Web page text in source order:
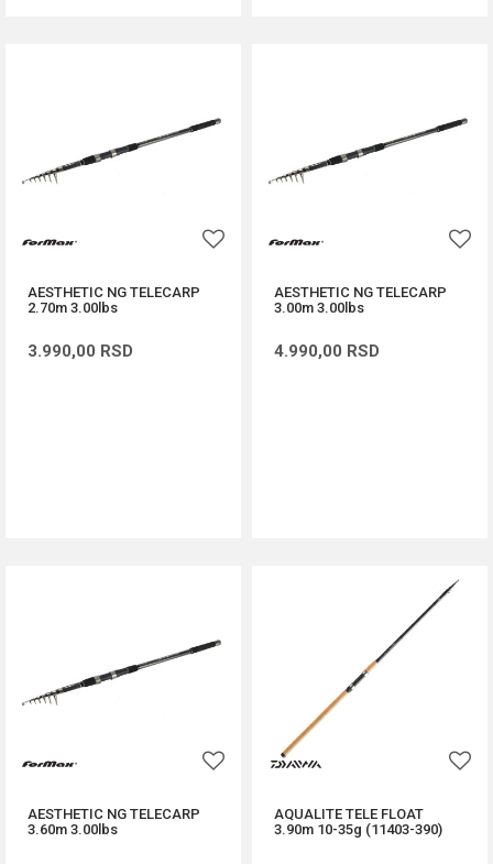
AESTHETIC NG TELECARP
2.70m 3.00lbs
3.990,00 RSD
AESTHETIC NG TELECARP
3.00m 3.00lbs
4.990,00 RSD
AESTHETIC NG TELECARP
3.60m 3.00lbs
AQUALITE TELE FLOAT
3.90m 10-35g (11403-390)